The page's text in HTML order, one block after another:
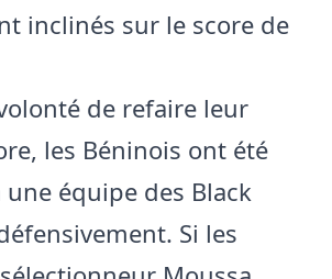
inclinés sur le score de
de refaire leur
les Béninois ont été
équipe des Black
Si les